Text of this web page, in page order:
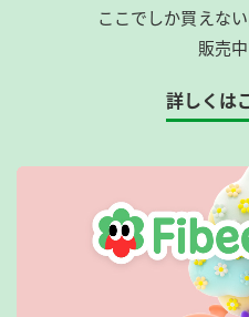
ここでしか買えな
販売中
詳しくは